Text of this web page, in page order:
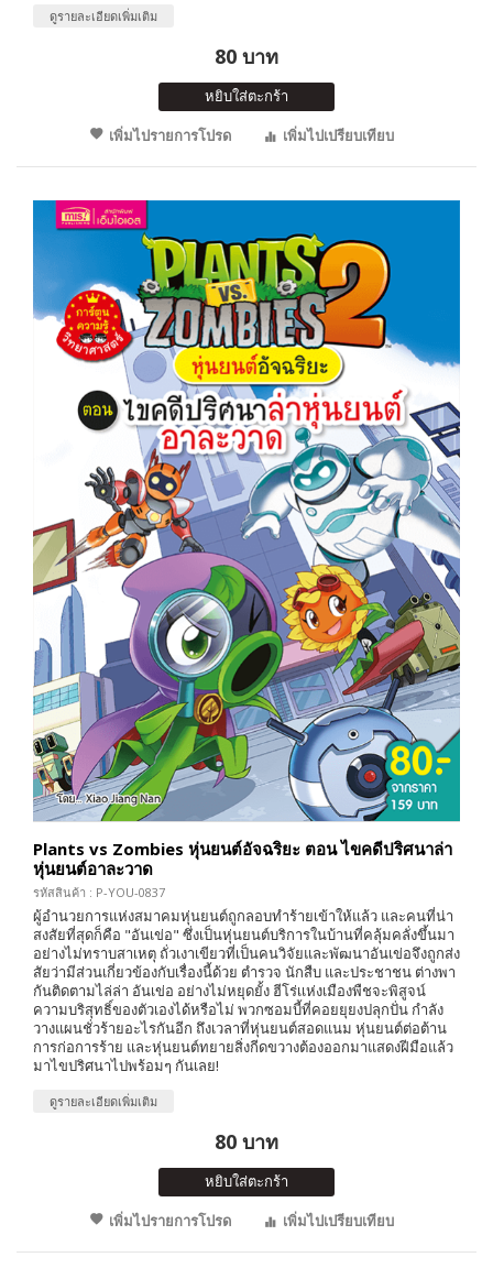
ดูรายละเอียดเพิ่มเติม
80 บาท
หยิบใส่ตะกร้า
เพิ่มไปรายการโปรด
เพิ่มไปเปรียบเทียบ
Plants vs Zombies หุ่นยนต์อัจฉริยะ ตอน ไขคดีปริศนาล่า
หุ่นยนต์อาละวาด
รหัสสินค้า : P-YOU-0837
ผู้อำนวยการแห่งสมาคมหุ่นยนต์ถูกลอบทำร้ายเข้าให้แล้ว และคนที่น่า
สงสัยที่สุดก็คือ "อันเข่อ" ซึ่งเป็นหุ่นยนต์บริการในบ้านที่คลุ้มคลั่งขึ้นมา
อย่างไม่ทราบสาเหตุ ถั่วเงาเขียวที่เป็นคนวิจัยและพัฒนาอันเข่อจึงถูกส่ง
สัยว่ามีส่วนเกี่ยวข้องกับเรื่องนี้ด้วย ตำรวจ นักสืบ และประชาชน ต่างพา
กันติดตามไล่ล่า อันเข่อ อย่างไม่หยุดยั้ง ฮีโร่เเห่งเมืองพืชจะพิสูจน์
ความบริสุทธิ์ของตัวเองได้หรือไม่ พวกซอมบี้ที่คอยยุยงปลุกปั่น กำลัง
วางแผนชั่วร้ายอะไรกันอีก ถึงเวลาที่หุ่นยนต์สอดแนม หุ่นยนต์ต่อต้าน
การก่อการร้าย และหุ่นยนต์ทยายสิ่งกีดขวางต้องออกมาแสดงฝีมือแล้ว
มาไขปริศนาไปพร้อมๆ กันเลย!
ดูรายละเอียดเพิ่มเติม
80 บาท
หยิบใส่ตะกร้า
เพิ่มไปรายการโปรด
เพิ่มไปเปรียบเทียบ